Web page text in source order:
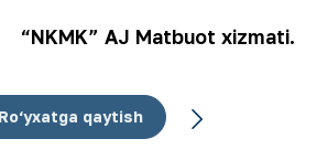
“NKMK” AJ Matbuot xizmati.
Ro‘yxatga qaytish